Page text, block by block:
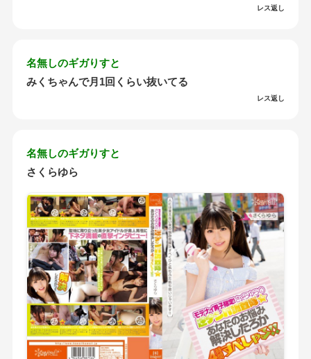
レス返し
名無しのギガりすと
みくちゃんで月1回くらい抜いてる
レス返し
名無しのギガりすと
さくらゆら